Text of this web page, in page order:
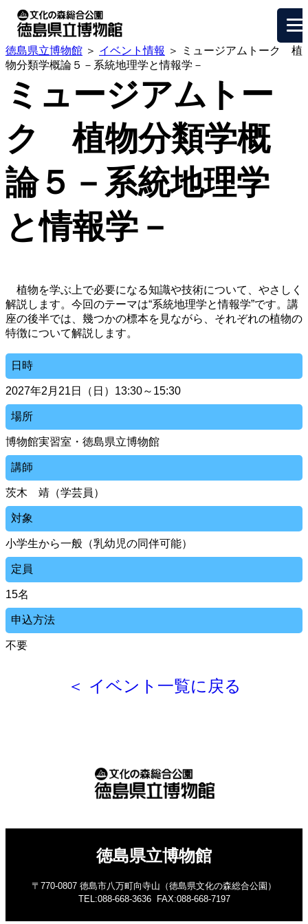
徳島県立博物館 ＞ イベント情報 ＞ ミュージアムトーク 植
物分類学概論５－系統地理学と情報学－
ミュージアムトー
ク 植物分類学概
論５－系統地理学
と情報学－
植物を学ぶ上で必要になる知識や技術について、やさしく
解説します。今回のテーマは“系統地理学と情報学”です。講
座の後半では、幾つかの標本を見ながら、それぞれの植物の
特徴について解説します。
日時
2027年2月21日（日）13:30～15:30
場所
博物館実習室・徳島県立博物館
講師
茨木 靖（学芸員）
対象
小学生から一般（乳幼児の同伴可能）
定員
15名
申込方法
不要
＜ イベント一覧に戻る
徳島県立博物館
〒770-0807 徳島市八万町向寺山（徳島県文化の森総合公園）
TEL:088-668-3636 FAX:088-668-7197